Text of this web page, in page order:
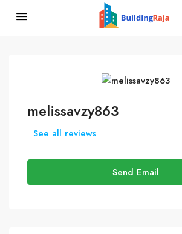
melissavzy863
See all reviews
Send Email